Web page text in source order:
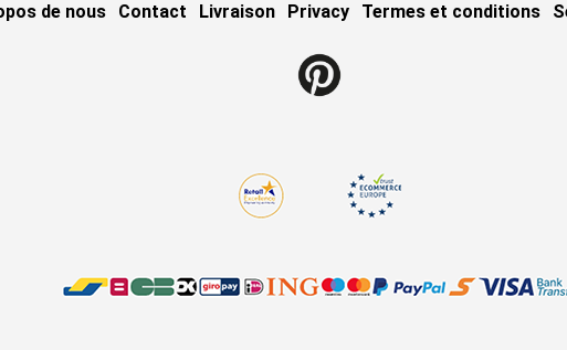
de nous
Contact Livraison Privacy Termes et conditions